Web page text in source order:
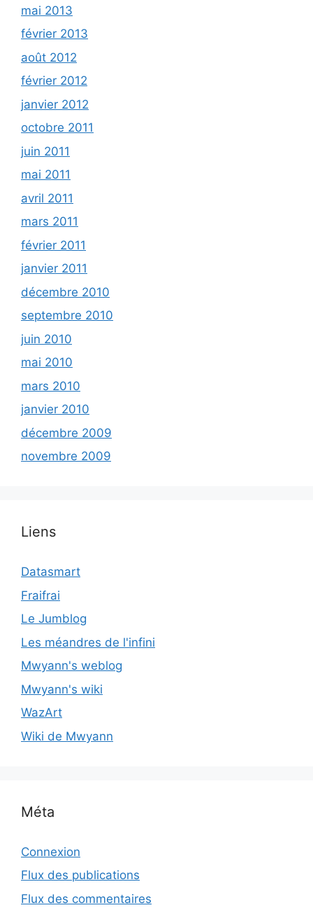
mai 2013
février 2013
août 2012
février 2012
janvier 2012
octobre 2011
juin 2011
mai 2011
avril 2011
mars 2011
février 2011
janvier 2011
décembre 2010
septembre 2010
juin 2010
mai 2010
mars 2010
janvier 2010
décembre 2009
novembre 2009
Liens
Datasmart
Fraifrai
Le Jumblog
Les méandres de l'infini
Mwyann's weblog
Mwyann's wiki
WazArt
Wiki de Mwyann
Méta
Connexion
Flux des publications
Flux des commentaires